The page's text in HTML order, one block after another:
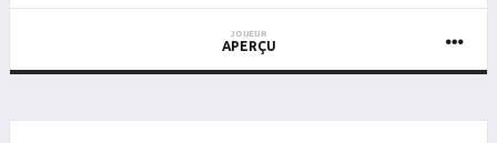
JOUEUR
APERÇU